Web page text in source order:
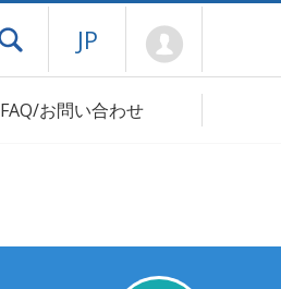
ドロワーメニューを開く
JP
FAQ/お問い合わせ